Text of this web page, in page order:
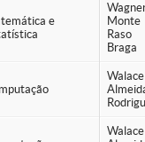
e
Monte
Raso
Braga